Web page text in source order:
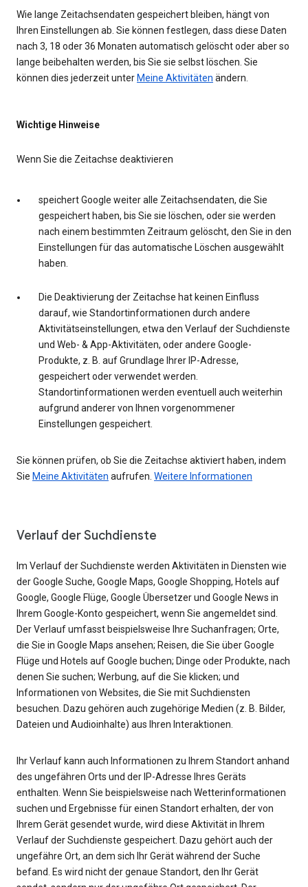
Wie lange Zeitachsendaten gespeichert bleiben, hängt von
Ihren Einstellungen ab. Sie können festlegen, dass diese Daten
nach 3, 18 oder 36 Monaten automatisch gelöscht oder aber so
lange beibehalten werden, bis Sie sie selbst löschen. Sie
können dies jederzeit unter Meine Aktivitäten ändern.
Wichtige Hinweise
Wenn Sie die Zeitachse deaktivieren
speichert Google weiter alle Zeitachsendaten, die Sie
gespeichert haben, bis Sie sie löschen, oder sie werden
nach einem bestimmten Zeitraum gelöscht, den Sie in den
Einstellungen für das automatische Löschen ausgewählt
haben.
Die Deaktivierung der Zeitachse hat keinen Einfluss
darauf, wie Standortinformationen durch andere
Aktivitätseinstellungen, etwa den Verlauf der Suchdienste
und Web- & App-Aktivitäten, oder andere Google-
Produkte, z. B. auf Grundlage Ihrer IP-Adresse,
gespeichert oder verwendet werden.
Standortinformationen werden eventuell auch weiterhin
aufgrund anderer von Ihnen vorgenommener
Einstellungen gespeichert.
Sie können prüfen, ob Sie die Zeitachse aktiviert haben, indem
Sie Meine Aktivitäten aufrufen. Weitere Informationen
Verlauf der Suchdienste
Im Verlauf der Suchdienste werden Aktivitäten in Diensten wie
der Google Suche, Google Maps, Google Shopping, Hotels auf
Google, Google Flüge, Google Übersetzer und Google News in
Ihrem Google-Konto gespeichert, wenn Sie angemeldet sind.
Der Verlauf umfasst beispielsweise Ihre Suchanfragen; Orte,
die Sie in Google Maps ansehen; Reisen, die Sie über Google
Flüge und Hotels auf Google buchen; Dinge oder Produkte, nach
denen Sie suchen; Werbung, auf die Sie klicken; und
Informationen von Websites, die Sie mit Suchdiensten
besuchen. Dazu gehören auch zugehörige Medien (z. B. Bilder,
Dateien und Audioinhalte) aus Ihren Interaktionen.
Ihr Verlauf kann auch Informationen zu Ihrem Standort anhand
des ungefähren Orts und der IP-Adresse Ihres Geräts
enthalten. Wenn Sie beispielsweise nach Wetterinformationen
suchen und Ergebnisse für einen Standort erhalten, der von
Ihrem Gerät gesendet wurde, wird diese Aktivität in Ihrem
Verlauf der Suchdienste gespeichert. Dazu gehört auch der
ungefähre Ort, an dem sich Ihr Gerät während der Suche
befand. Es wird nicht der genaue Standort, den Ihr Gerät